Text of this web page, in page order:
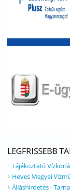
LEGFRISSEBB
Tájékoztató
Heves Megyei
Álláshirdetés -